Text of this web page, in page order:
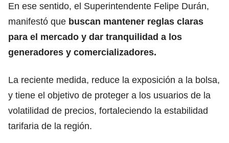
En ese sentido, el Superintendente Felipe Durán,
manifestó que buscan mantener reglas claras
para el mercado y dar tranquilidad a los
generadores y comercializadores.
La reciente medida, reduce la exposición a la bolsa,
y tiene el objetivo de proteger a los usuarios de la
volatilidad de precios, fortaleciendo la estabilidad
tarifaria de la región.